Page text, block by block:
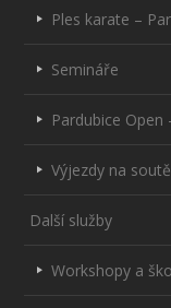
Ples karate –
Semináře
Pardubice Open
Výjezdy na
Další služby
Workshopy a